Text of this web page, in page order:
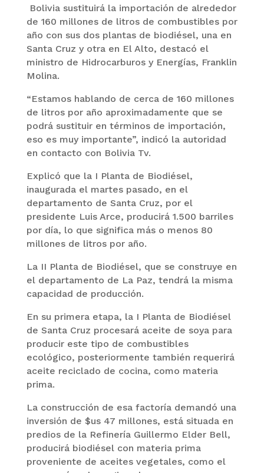
Bolivia sustituirá la importación de alrededor
de 160 millones de litros de combustibles por
año con sus dos plantas de biodiésel, una en
Santa Cruz y otra en El Alto, destacó el
ministro de Hidrocarburos y Energías, Franklin
Molina.
“Estamos hablando de cerca de 160 millones
de litros por año aproximadamente que se
podrá sustituir en términos de importación,
eso es muy importante”, indicó la autoridad
en contacto con Bolivia Tv.
Explicó que la I Planta de Biodiésel,
inaugurada el martes pasado, en el
departamento de Santa Cruz, por el
presidente Luis Arce, producirá 1.500 barriles
por día, lo que significa más o menos 80
millones de litros por año.
La II Planta de Biodiésel, que se construye en
el departamento de La Paz, tendrá la misma
capacidad de producción.
En su primera etapa, la I Planta de Biodiésel
de Santa Cruz procesará aceite de soya para
producir este tipo de combustibles
ecológico, posteriormente también requerirá
aceite reciclado de cocina, como materia
prima.
La construcción de esa factoría demandó una
inversión de $us 47 millones, está situada en
predios de la Refinería Guillermo Elder Bell,
producirá biodiésel con materia prima
proveniente de aceites vegetales, como el